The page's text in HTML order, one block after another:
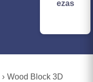
Wood Block 3D
ezas